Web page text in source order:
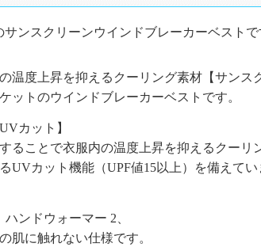
ンスクリーンウインドブレーカーベストで
温度上昇を抑えるクーリング素材【サンス
ットのウインドブレーカーベストです。
カット】
ることで衣服内の温度上昇を抑えるクーリ
UVカット機能（UPF値15以上）を備えてい
ンドウォーマー 2、
肌に触れない仕様です。